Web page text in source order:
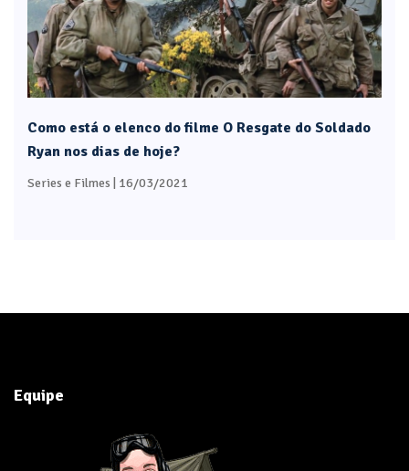
Como está o elenco do filme O Resgate do Soldado
Ryan nos dias de hoje?
Series e Filmes | 16/03/2021
Equipe